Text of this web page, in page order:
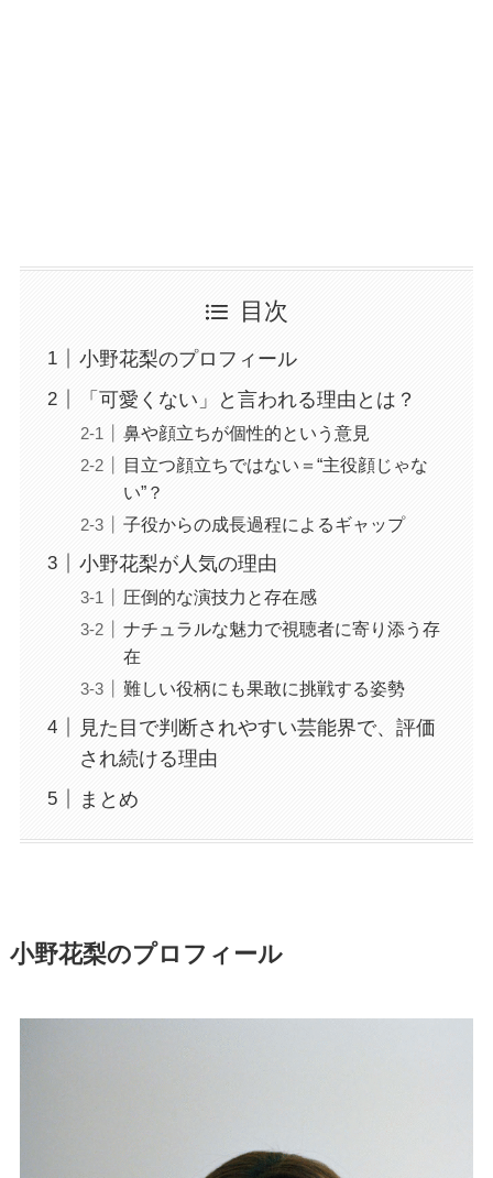
目次
小野花梨のプロフィール
「可愛くない」と言われる理由とは？
鼻や顔立ちが個性的という意見
目立つ顔立ちではない＝“主役顔じゃな
い”？
子役からの成長過程によるギャップ
小野花梨が人気の理由
圧倒的な演技力と存在感
ナチュラルな魅力で視聴者に寄り添う存
在
難しい役柄にも果敢に挑戦する姿勢
見た目で判断されやすい芸能界で、評価
され続ける理由
まとめ
小野花梨のプロフィール